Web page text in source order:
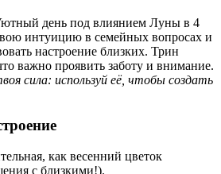
день под влиянием Луны в 4
интуицию в семейных вопросах и
настроение близких. Трин
важно проявить заботу и внимание.
сила: используй её, чтобы создать
как весенний цветок
с близкими!).